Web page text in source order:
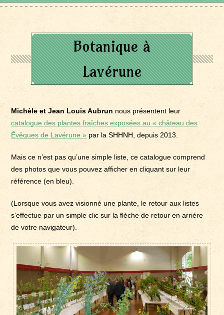
Botanique à
Lavérune
Michèle et Jean Louis Aubrun nous présentent leur
catalogue des plantes fraîches exposées au « château des
Évêques de Lavérune » par la SHHNH, depuis 2013.
Mais ce n’est pas qu’une simple liste, ce catalogue comprend
des photos que vous pouvez afficher en cliquant sur leur
référence (en bleu).
(Lorsque vous avez visionné une plante, le retour aux listes
s’effectue par un simple clic sur la flèche de retour en arrière
de votre navigateur).